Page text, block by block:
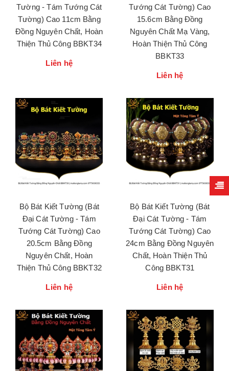
Tường - Tám Tướng Cát
Tường) Cao 11cm Bằng
Đồng Nguyên Chất, Hoàn
Thiện Thủ Công BBKT34
Liên hệ
Tướng Cát Tường) Cao
15.6cm Bằng Đồng
Nguyên Chất Mạ Vàng,
Hoàn Thiện Thủ Công
BBKT33
Liên hệ
Bộ Bát Kiết Tường (Bát
Đại Cát Tường - Tám
Tướng Cát Tường) Cao
20.5cm Bằng Đồng
Nguyên Chất, Hoàn
Thiện Thủ Công BBKT32
Liên hệ
Bộ Bát Kiết Tường (Bát
Đại Cát Tường - Tám
Tướng Cát Tường) Cao
24cm Bằng Đồng Nguyên
Chất, Hoàn Thiện Thủ
Công BBKT31
Liên hệ